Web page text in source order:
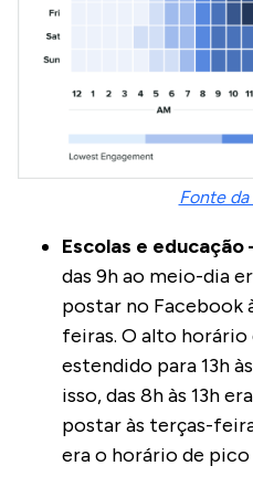
Fonte
Escolas e
das 9h ao meio-dia
postar no Facebook
feiras. O alto
estendido para 13h
isso, das 8h às 13h
postar às terças-
era o horário de